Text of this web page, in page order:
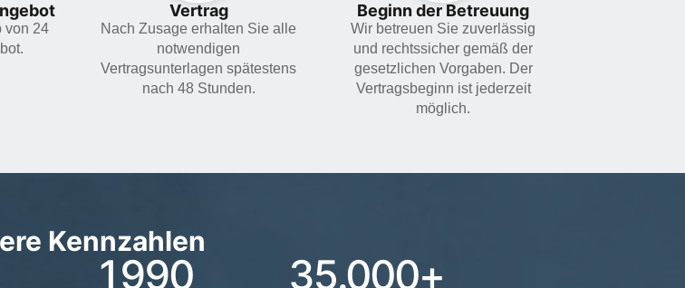
von 24
Vertrag
Nach Zusage erhalten Sie alle
notwendigen
Vertragsunterlagen spätestens
nach 48 Stunden.
Beginn der Betreuung
Wir betreuen Sie zuverlässig
und rechtssicher gemäß der
gesetzlichen Vorgaben. Der
Vertragsbeginn ist jederzeit
möglich.
Kennzahlen
1990 35.000+